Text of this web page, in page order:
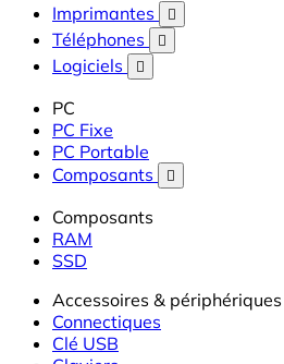
Imprimantes 
Téléphones 
Logiciels 
PC
PC Fixe
PC Portable
Composants

Composants
RAM
SSD
Accessoires & périphériques
Connectiques
Clé USB